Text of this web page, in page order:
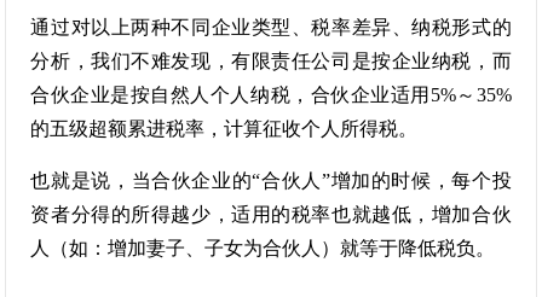
通过对以上两种不同企业类型、税率差异、纳税形式的
分析，我们不难发现，有限责任公司是按企业纳税，而
合伙企业是按自然人个人纳税，合伙企业适用5%～35%
的五级超额累进税率，计算征收个人所得税。
也就是说，当合伙企业的“合伙人”增加的时候，每个投
资者分得的所得越少，适用的税率也就越低，增加合伙
人（如：增加妻子、子女为合伙人）就等于降低税负。